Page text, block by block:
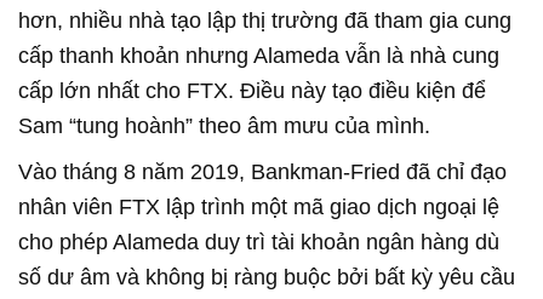
hơn, nhiều nhà tạo lập thị trường đã tham gia cung
cấp thanh khoản nhưng Alameda vẫn là nhà cung
cấp lớn nhất cho FTX. Điều này tạo điều kiện để
Sam “tung hoành” theo âm mưu của mình.
Vào tháng 8 năm 2019, Bankman-Fried đã chỉ đạo
nhân viên FTX lập trình một mã giao dịch ngoại lệ
cho phép Alameda duy trì tài khoản ngân hàng dù
số dư âm và không bị ràng buộc bởi bất kỳ yêu cầu